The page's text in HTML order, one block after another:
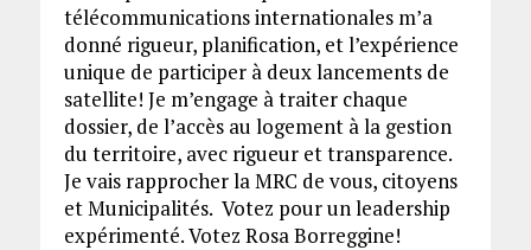
télécommunications internationales m’a
donné rigueur, planification, et l’expérience
unique de participer à deux lancements de
satellite! Je m’engage à traiter chaque
dossier, de l’accès au logement à la gestion
du territoire, avec rigueur et transparence.
Je vais rapprocher la MRC de vous, citoyens
et Municipalités. Votez pour un leadership
expérimenté. Votez Rosa Borreggine!